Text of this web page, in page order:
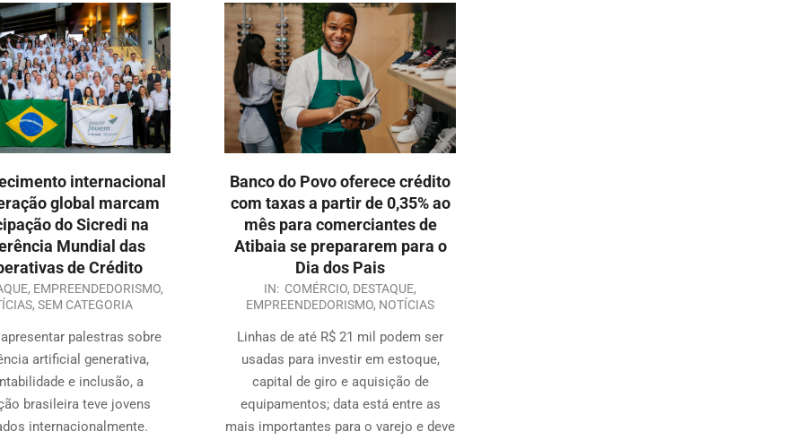
internacional
global marcam
do Sicredi na
Mundial das
de Crédito
, EMPREENDEDORISMO,
, SEM CATEGORIA
palestras sobre
artificial generativa,
e inclusão, a
brasileira teve jovens
internacionalmente.
Banco do Povo oferece crédito
com taxas a partir de 0,35% ao
mês para comerciantes de
Atibaia se prepararem para o
Dia dos Pais
IN: COMÉRCIO, DESTAQUE,
EMPREENDEDORISMO, NOTÍCIAS
Linhas de até R$ 21 mil podem ser
usadas para investir em estoque,
capital de giro e aquisição de
equipamentos; data está entre as
mais importantes para o varejo e deve